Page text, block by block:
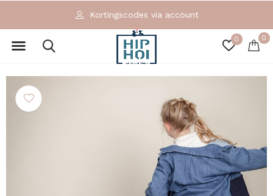
0 0
Kortingscodes via account